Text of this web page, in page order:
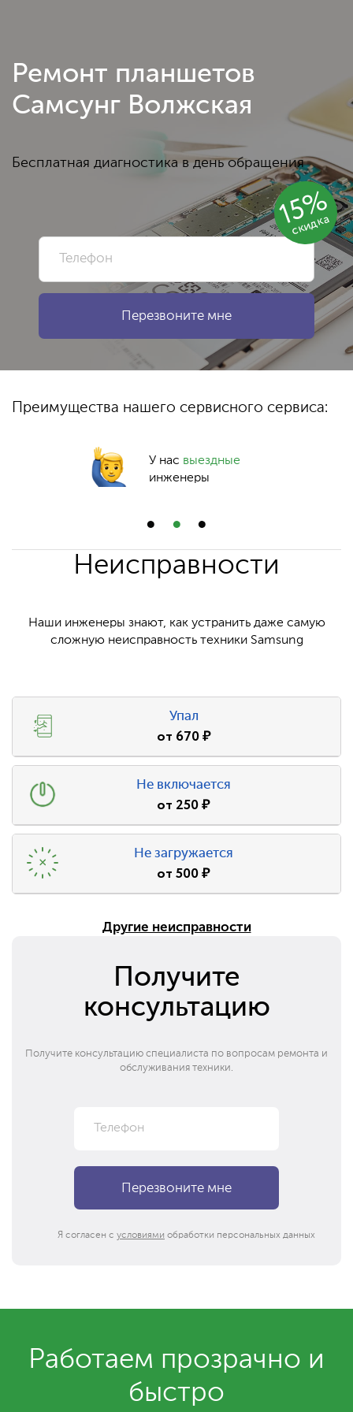
15%
скидка
Ремонт планшетов
Самсунг Волжская
Бесплатная диагностика в день обращения
Преимущества нашего сервисного сервиса:
У нас выездные
инженеры
Неисправности
Наши инженеры знают, как устранить даже самую
сложную неисправность техники Samsung
Упал
от 670₽
Не включается
от 250₽
Не загружается
от500₽
Другие неисправности
Получите
консультацию
Получите консультацию специалиста по вопросам ремонта и
обслуживания техники.
Я согласен с условиями обработки персональных данных
Работаем прозрачно и
быстро